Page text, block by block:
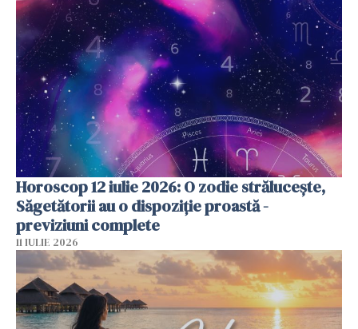
Horoscop 12 iulie 2026: O zodie strălucește,
Săgetătorii au o dispoziție proastă -
previziuni complete
11 IULIE 2026